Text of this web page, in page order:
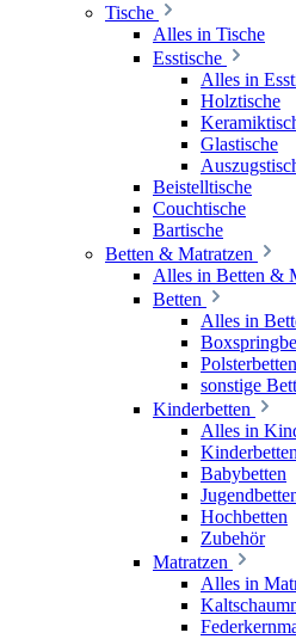
Tische
Alles in Tische
Esstische
Alles in
Holztische
Glastische
Beistelltische
Couchtische
Bartische
Betten & Matratzen
Alles in Betten &
Betten
Alles in
Polsterbetten
sonstige
Kinderbetten
Alles in
Kinderbetten
Babybetten
Hochbetten
Zubehör
Matratzen
Alles in